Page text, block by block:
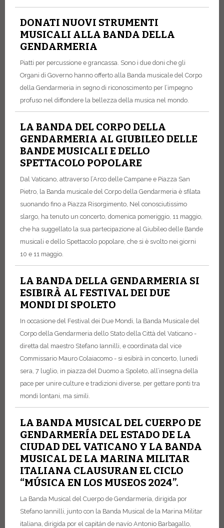
DONATI NUOVI STRUMENTI
MUSICALI ALLA BANDA DELLA
GENDARMERIA
Piatti per percussione e grancassa. Sono i due doni che gli
Organi di Governo hanno offerto alla Banda musicale del Corpo
della Gendarmeria in segno di riconoscimento per l’impegno
profuso nel diffondere la bellezza della musica nel mondo.
LA BANDA DEL CORPO DELLA
GENDARMERIA AL GIUBILEO DELLE
BANDE MUSICALI E DELLO
SPETTACOLO POPOLARE
Dal Vaticano, attraverso l’Arco delle Campane e Piazza San
Pietro, la Banda musicale del Corpo della Gendarmeria è sfilata
suonando fino a Piazza Risorgimento, Nel conosciutissimo
slargo, ha tenuto un concerto, domenica pomeriggio, 11 maggio,
che ha suggellato la sua partecipazione al Giubileo delle Bande
musicali e dello Spettacolo popolare, che si è svolto nei giorni
10 e 11 maggio.
LA BANDA DELLA GENDARMERIA SI
ESIBIRÀ AL FESTIVAL DEI DUE
MONDI DI SPOLETO
In occasione del Festival dei Due Mondi, la Banda Musicale del
Corpo della Gendarmeria dello Stato della Città del Vaticano -
diretta dal maestro Stefano Iannilli, e coordinata dal vice
Commissario Mauro Colaiacomo - si esibirà in concerto, lunedì
sera, 7 luglio, in piazza del Duomo a Spoleto, all’insegna della
pace per unire culture e tradizioni diverse, per gettare ponti tra
mondi lontani, ma simili.
LA BANDA MUSICAL DEL CUERPO DE
GENDARMERÍA DEL ESTADO DE LA
CIUDAD DEL VATICANO Y LA BANDA
MUSICAL DE LA MARINA MILITAR
ITALIANA CLAUSURAN EL CICLO
“MÚSICA EN LOS MUSEOS 2024”.
La Banda Musical del Cuerpo de Gendarmería, dirigida por
Stefano Iannilli, junto con la Banda Musical de la Marina Militar
italiana, dirigida por el capitán de navío Antonio Barbagallo,